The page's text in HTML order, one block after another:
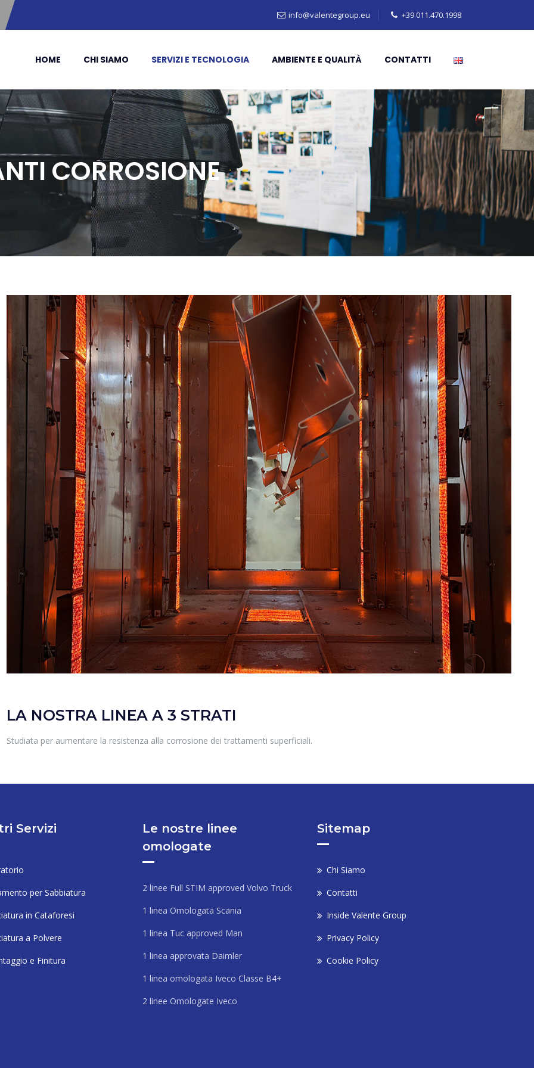
info@valentegroup.eu +39 011.470.1998
HOME CHI SIAMO SERVIZI E TECNOLOGIA AMBIENTE E QUALITÀ CONTATTI
CORROSIONE
LA NOSTRA LINEA A 3 STRATI
Studiata per aumentare la resistenza alla corrosione dei trattamenti superficiali.
Servizi
per Sabbiatura
in Cataforesi
a Polvere
e Finitura
Le nostre linee
omologate
2 linee Full STIM approved Volvo Truck
1 linea Omologata Scania
1 linea Tuc approved Man
1 linea approvata Daimler
1 linea omologata Iveco Classe B4+
2 linee Omologate Iveco
Sitemap
Chi Siamo
Contatti
Inside Valente Group
Privacy Policy
Cookie Policy